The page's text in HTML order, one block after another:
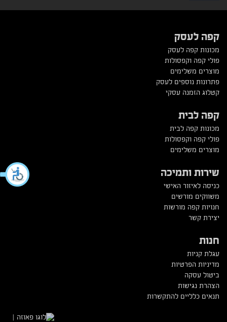
קפה לעסק
מכונות קפה לעסק
פולי קפה וקפסולות
מוצרים משלימים
פתרונות נוספים לעסק
קטלוג הזמנה עסקי
קפה לבית
מכונות קפה לבית
פולי קפה וקפסולות
מוצרים משלימים
שירות ותמיכה
כניסה לאיזור האישי
משווקים מורשים
חנויות קפה מורשות
יצירת קשר
חנות
עגלת קניות
מדיניות הפרטיות
ביטול עסקה
הצהרת נגישות
תנאים כלליים להתקשרות